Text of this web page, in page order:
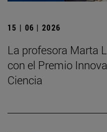
15 | 06 | 2026
La profesora Marta
con el Premio
Ciencia